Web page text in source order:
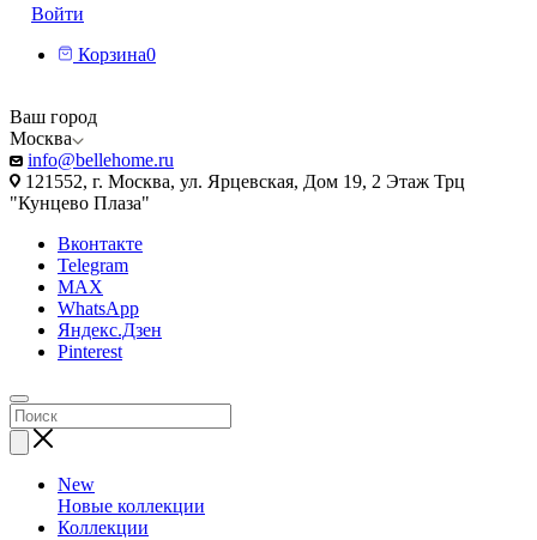
Войти
Корзина0
Ваш город
Москва
info@bellehome.ru
121552, г. Москва, ул. Ярцевская, Дом 19, 2 Этаж Трц
"Кунцево Плаза"
Вконтакте
Telegram
MAX
WhatsApp
Яндекс.Дзен
Pinterest
New
Новые коллекции
Коллекции